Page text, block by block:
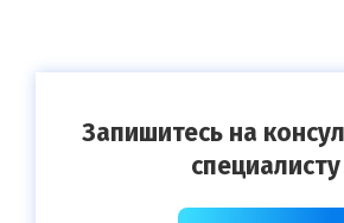
Запишитесь на
специалисту